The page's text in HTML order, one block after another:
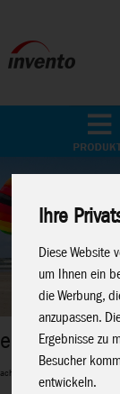
Ihre
Diese Website
um Ihnen ein
die Werbung,
anzupassen.
Ergebnisse zu
Besucher
entwickeln.Perfekte